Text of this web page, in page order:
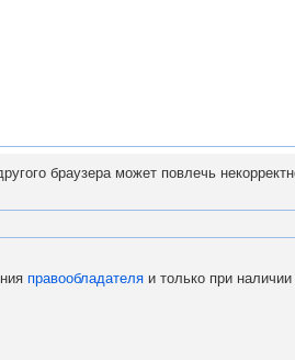
браузера может повлечь
правообладателя и только при